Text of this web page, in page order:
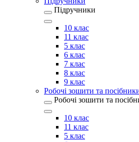
Підручники
10 клас
11 клас
5 клас
6 клас
7 клас
8 клас
9 клас
Робочі зошити та
Робочі зошити та
10 клас
11 клас
5 клас